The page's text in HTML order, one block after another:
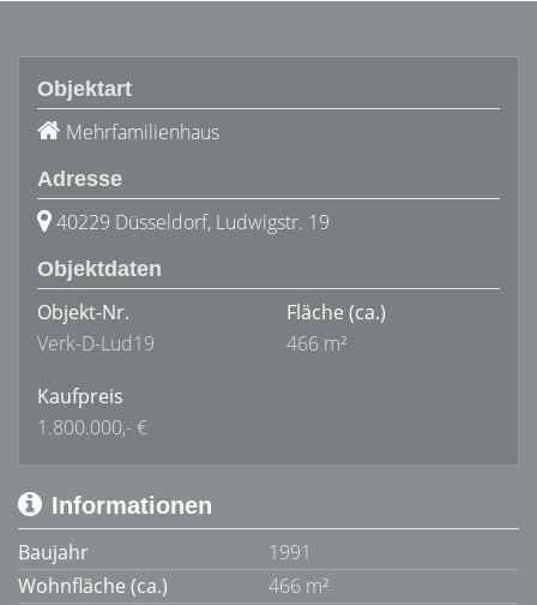
Objektart
Mehrfamilienhaus
Adresse
40229 Düsseldorf, Ludwigstr. 19
Objektdaten
Objekt-Nr.
Verk-D-Lud19
Fläche (ca.)
466 m²
Kaufpreis
1.800.000,- €
Informationen
Baujahr
1991
Wohnfläche (ca.)
466 m²